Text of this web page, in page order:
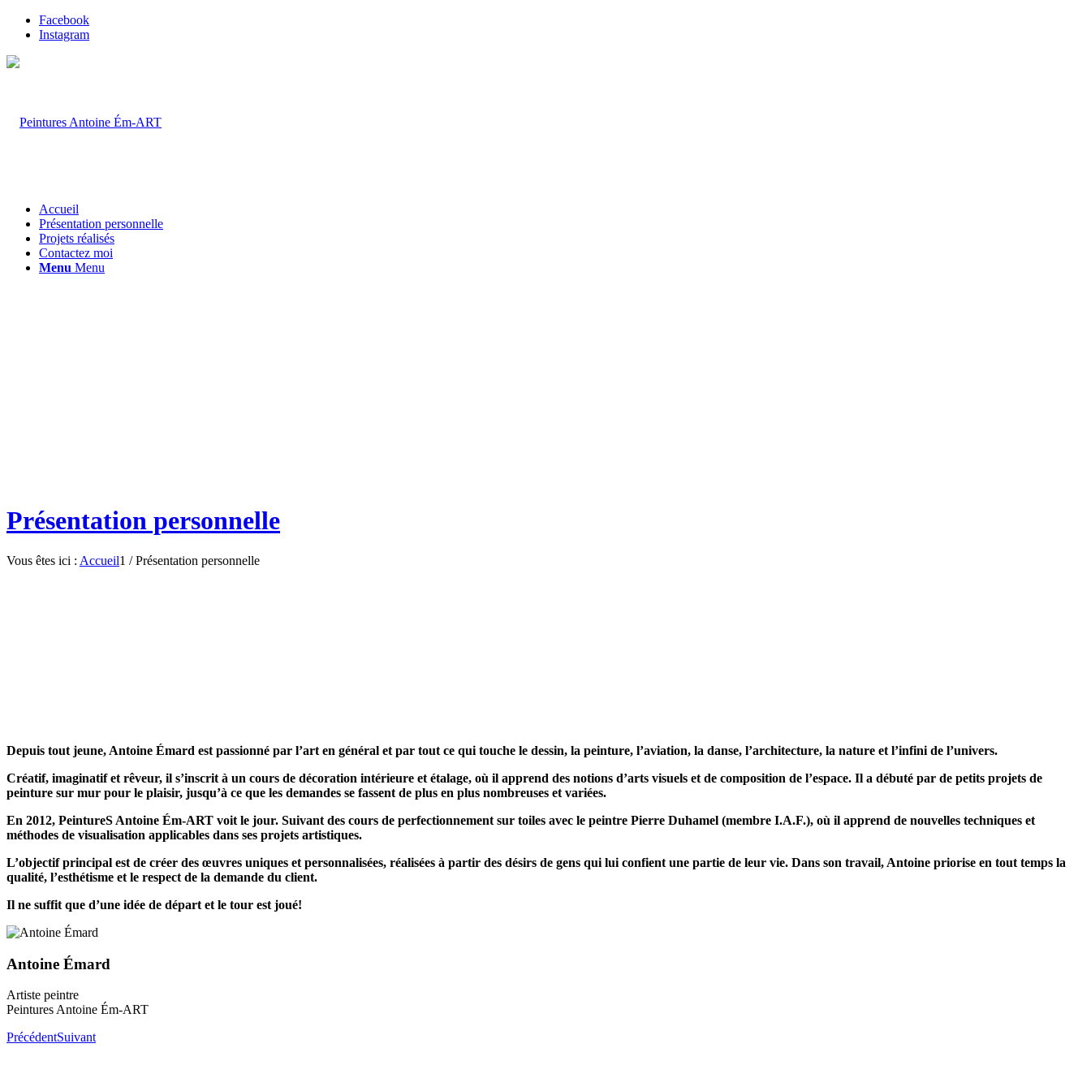
Facebook
Instagram
Accueil
Présentation personnelle
Projets réalisés
Contactez moi
Menu Menu
Présentation personnelle
Vous êtes ici : Accueil1 / Présentation personnelle
Depuis tout jeune, Antoine Émard est passionné par l’art en général et par tout ce qui touche le dessin, la peinture, l’aviation, la danse, l’architecture, la nature et l’infini de l’univers.
Créatif, imaginatif et rêveur, il s’inscrit à un cours de décoration intérieure et étalage, où il apprend des notions d’arts visuels et de composition de l’espace. Il a débuté par de petits projets de
peinture sur mur pour le plaisir, jusqu’à ce que les demandes se fassent de plus en plus nombreuses et variées.
En 2012, PeintureS Antoine Ém-ART voit le jour. Suivant des cours de perfectionnement sur toiles avec le peintre Pierre Duhamel (membre I.A.F.), où il apprend de nouvelles techniques et
méthodes de visualisation applicables dans ses projets artistiques.
L’objectif principal est de créer des œuvres uniques et personnalisées, réalisées à partir des désirs de gens qui lui confient une partie de leur vie. Dans son travail, Antoine priorise en tout temps la
qualité, l’esthétisme et le respect de la demande du client.
Il ne suffit que d’une idée de départ et le tour est joué!
Antoine Émard
Artiste peintre
Peintures Antoine Ém-ART
PrécédentSuivant